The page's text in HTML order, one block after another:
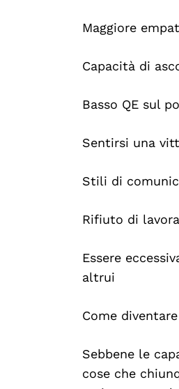
Maggiore
Capacità di
Basso QE sul
Sentirsi una
Stili di
Rifiuto di
Essere
altrui
Come
Sebbene le
cose che